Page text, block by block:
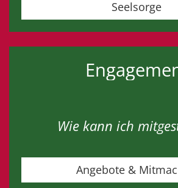
Seelsorge
Wie kann ich
Angebote &